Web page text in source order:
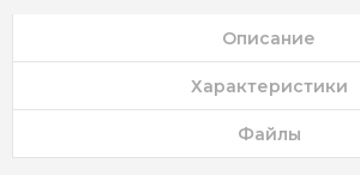
Описание
Характеристики
Файлы